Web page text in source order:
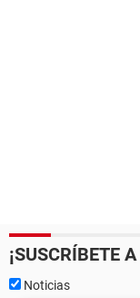
¡SUSCRÍBETE
Noticias